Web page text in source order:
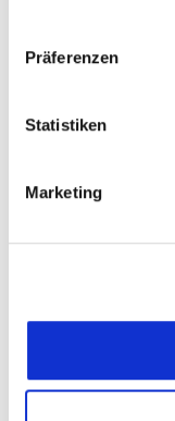
Präferenzen
Statistiken
Marketing
Straße und Nummer
Fax